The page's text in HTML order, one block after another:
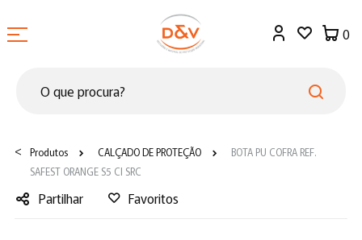
0
< Produtos CALÇADO DE PROTEÇÃO
BOTA PU COFRA REF.
SAFEST ORANGE S5 CI SRC
Partilhar
Favoritos